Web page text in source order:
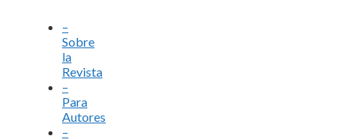
–
Sobre
la
Revista
–
Para
Autores
–